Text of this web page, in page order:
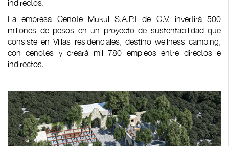
indirectos.
La empresa Cenote Mukul S.A.P.I de C.V, invertirá 500
millones de pesos en un proyecto de sustentabilidad que
consiste en Villas residenciales, destino wellness camping,
con cenotes y creará mil 780 empleos entre directos e
indirectos.